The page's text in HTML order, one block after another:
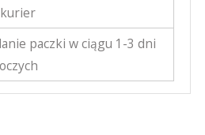
paczki w ciągu 1-3 dni